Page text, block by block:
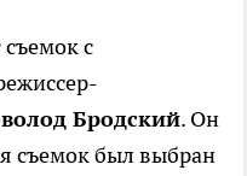
с
Бродский. Он
съемок был выбран